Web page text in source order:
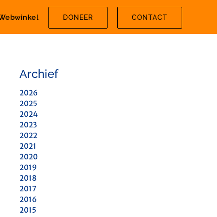
DONEER CONTACT
Archief
2026
2025
2024
2023
2022
2021
2020
2019
2018
2017
2016
2015